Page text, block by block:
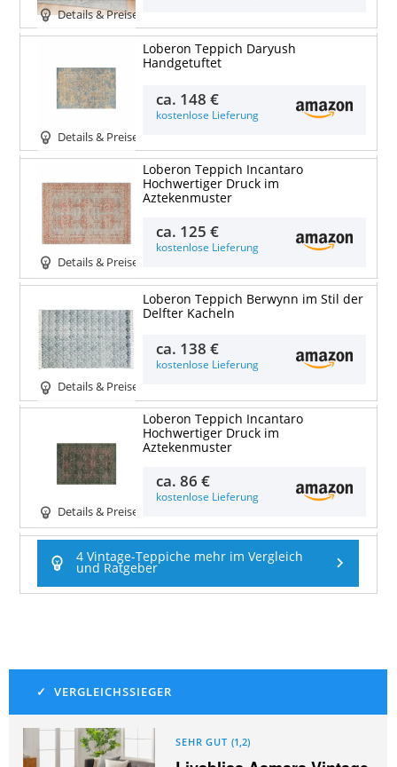
Details & Preise
Details & Preise
Loberon Teppich Daryush
Handgetuftet
ca. 148 €
kostenlose Lieferung
Details & Preise
Loberon Teppich Incantaro
Hochwertiger Druck im
Aztekenmuster
ca. 125 €
kostenlose Lieferung
Details & Preise
Loberon Teppich Berwynn im Stil der
Delfter Kacheln
ca. 138 €
kostenlose Lieferung
Details & Preise
Loberon Teppich Incantaro
Hochwertiger Druck im
Aztekenmuster
ca.86 €
kostenlose Lieferung
4 Vintage-Teppiche mehr im Vergleich
und Ratgeber
SEHR GUT (1,2)